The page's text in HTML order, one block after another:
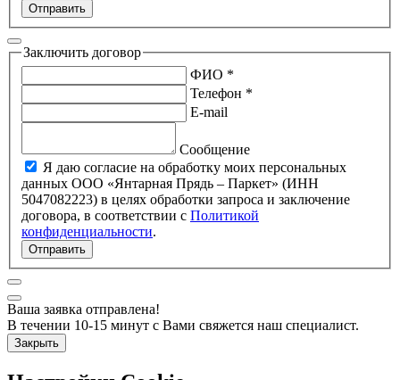
Отправить
Заключить договор
ФИО *
Телефон *
E-mail
Сообщение
Я даю согласие на обработку моих персональных
данных ООО «Янтарная Прядь – Паркет» (ИНН
5047082223) в целях обработки запроса и заключение
договора, в соответствии с Политикой
конфиденциальности.
Отправить
Ваша заявка отправлена!
В течении 10-15 минут с Вами свяжется наш специалист.
Закрыть